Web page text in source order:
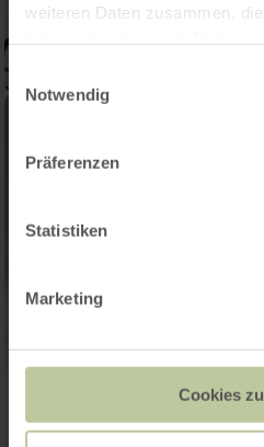
weiteren Daten zusammen,
Einwilligungsauswahl
Notwendig
Präferenzen
Statistiken
Marketing
Cookies